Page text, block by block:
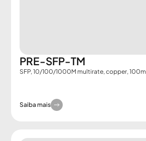
PRE-SFP-TM
SFP, 10/100/1000M multirate, copper, 100m
Saiba mais